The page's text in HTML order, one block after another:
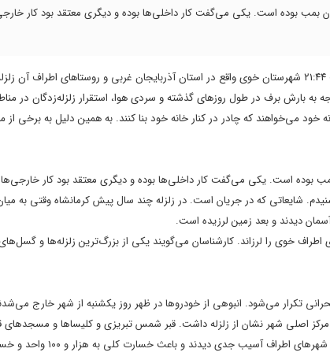
بمب بوده است. یکی می‌گفت کار داخلی‌ها بوده و دیگری معتقد بود کار
روستا آسیب واردشده است. با توجه به بارش برف در طول روزهای گذشته و سردی هوا، استقرار زلزله‌زدگان در
می‌خواهند که چادر در کنار خانه خود بنا کنند. به همین دلیل به برخی از
بوده است. یکی می‌گفت کار داخلی‌ها بوده و دیگری معتقد بود کار
شایعاتی که در جریان است. در زلزله چند سال پیش کرمانشاه وقتی به
دیدند و بعد زمین لرزیده است.
زمین‌لرزه‌ای به بزرگی ۵.۴ ریشتر شهر و روستاهای اطراف خوی را لرزاند. کارشناسان می‌گویند یکی از بزرگ‌ترین زلزله‌ها و
تکرار می‌شود. انبوهی از خودروها در ظهر روز یکشنبه از شهر خارج
اصلی شهر نشان از زلزله داشت. قبر شمس تبریزی و کلیساها و مسجدهای
در شهر خوی وجود دارد. البته شهر خوی آسیب جدی از زلزله ندیده بود؛ اما